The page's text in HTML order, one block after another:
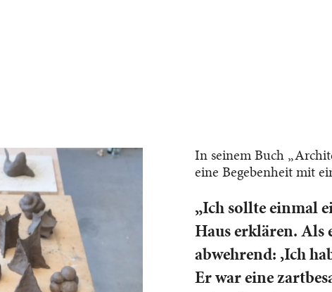
In seinem Buch
eine Begebenheit mit
„Ich sollte einmal
Haus erklären. Als
abwehrend: ‚Ich
Er war eine